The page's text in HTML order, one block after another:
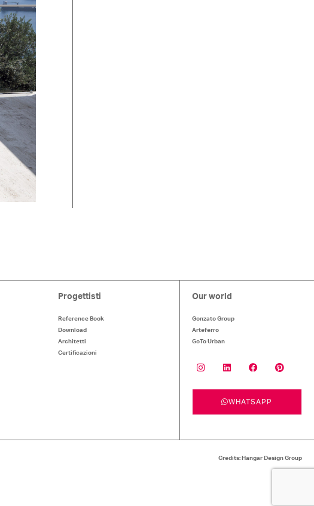
Progettisti
Reference Book
Download
Architetti
Certificazioni
Our world
Gonzato Group
Arteferro
GoTo Urban
WHATSAPP
Credits: Hangar Design Group